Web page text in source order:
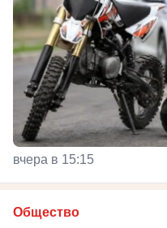
вчера в 15:15
Общество